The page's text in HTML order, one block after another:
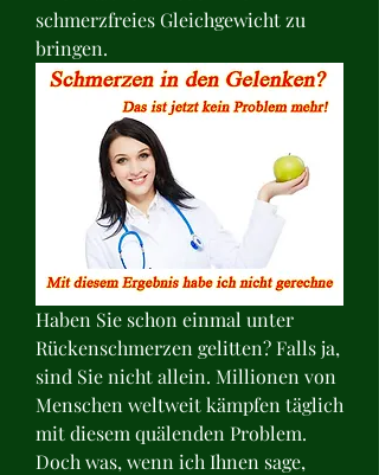
schmerzfreies Gleichgewicht zu
bringen.
Haben Sie schon einmal unter
Rückenschmerzen gelitten? Falls ja,
sind Sie nicht allein. Millionen von
Menschen weltweit kämpfen täglich
mit diesem quälenden Problem.
Doch was, wenn ich Ihnen sage,